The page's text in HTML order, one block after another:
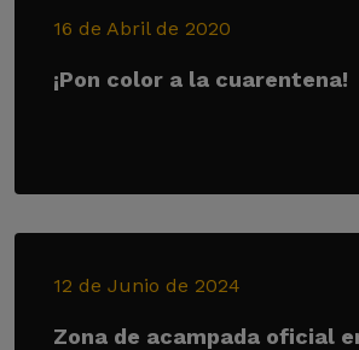
16 de Abril de 2020
¡Pon color a la cuarentena!
12 de Junio de 2024
Zona de acampada oficial